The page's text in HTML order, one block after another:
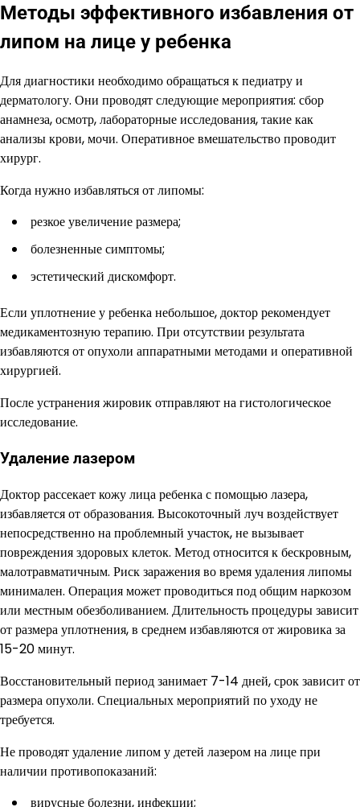
Методы эффективного избавления от
липом на лице у ребенка
Для диагностики необходимо обращаться к педиатру и
дерматологу. Они проводят следующие мероприятия: сбор
анамнеза, осмотр, лабораторные исследования, такие как
анализы крови, мочи. Оперативное вмешательство проводит
хирург.
Когда нужно избавляться от липомы:
резкое увеличение размера;
болезненные симптомы;
эстетический дискомфорт.
Если уплотнение у ребенка небольшое, доктор рекомендует
медикаментозную терапию. При отсутствии результата
избавляются от опухоли аппаратными методами и оперативной
хирургией.
После устранения жировик отправляют на гистологическое
исследование.
Удаление лазером
Доктор рассекает кожу лица ребенка с помощью лазера,
избавляется от образования. Высокоточный луч воздействует
непосредственно на проблемный участок, не вызывает
повреждения здоровых клеток. Метод относится к бескровным,
малотравматичным. Риск заражения во время удаления липомы
минимален. Операция может проводиться под общим наркозом
или местным обезболиванием. Длительность процедуры зависит
от размера уплотнения, в среднем избавляются от жировика за
15-20 минут.
Восстановительный период занимает 7-14 дней, срок зависит от
размера опухоли. Специальных мероприятий по уходу не
требуется.
Не проводят удаление липом у детей лазером на лице при
наличии противопоказаний:
вирусные болезни, инфекции;